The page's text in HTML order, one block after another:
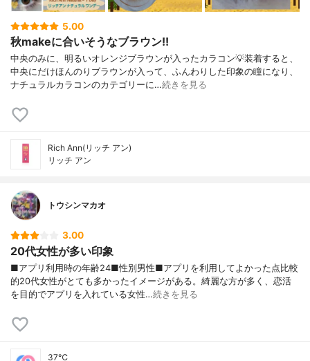
5.00
秋makeに合いそうなブラウン!!
中央のみに、明るいオレンジブラウンが入ったカラコン💡装着すると、
中央にだけほんのりブラウンが入って、ふんわりした印象の瞳になり、
ナチュラルカラコンのカテゴリーに…続きを見る
Rich Ann(リッチ アン)
リッチ アン
トウシンマカオ
3.00
20代女性が多い印象
■アプリ利用時の年齢24■性別男性■アプリを利用してよかった点比較
的20代女性がとても多かったイメージがある。綺麗な方が多く、恋活
を目的でアプリを入れている女性…続きを見る
37℃